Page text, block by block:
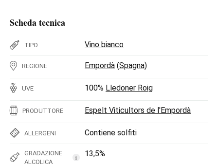
Scheda tecnica
TIPO Vino bianco
REGIONE Empordà (Spagna)
UVE 100% Lledoner Roig
PRODUTTORE Espelt Viticultors de l'Empordà
ALLERGENI Contiene solfiti
GRADAZIONE
ALCOLICA
i 13,5%